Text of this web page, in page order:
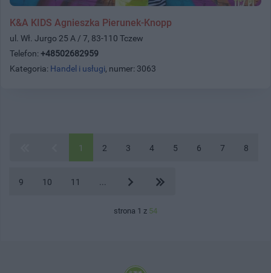
K&A KIDS Agnieszka Pierunek-Knopp
ul. Wł. Jurgo 25 A / 7, 83-110 Tczew
Telefon: +48502682959
Kategoria: Handel i usługi, numer: 3063
1 2 3 4 5 6 7 8
9 10 11
strona 1 z 54